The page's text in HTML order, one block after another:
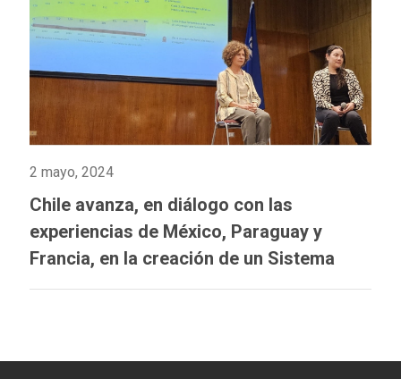
2 mayo, 2024
Chile avanza, en diálogo con las
experiencias de México, Paraguay y
Francia, en la creación de un Sistema
Integrado de Información sobre Violencia